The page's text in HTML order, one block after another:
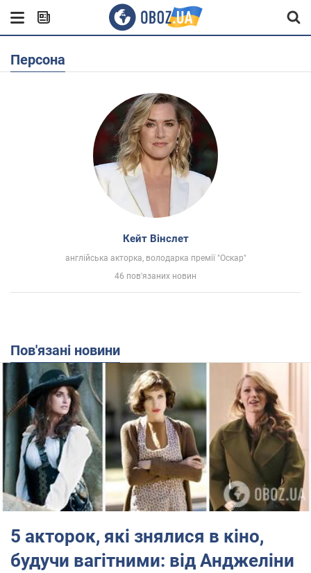
Персона
Кейт Вінслет
англійська акторка, володарка премії "Оскар"
46 пов'язаних новин
Пов'язані новини
5 акторок, які знялися в кіно,
будучи вагітними: від Анджеліни